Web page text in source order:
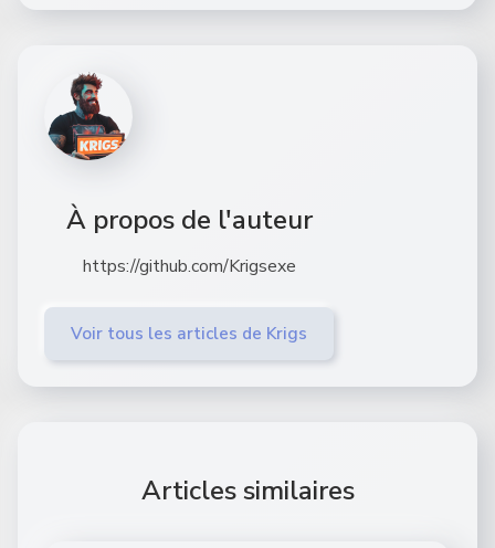
À propos de l'auteur
https://github.com/Krigsexe
Voir tous les articles de Krigs
Articles similaires